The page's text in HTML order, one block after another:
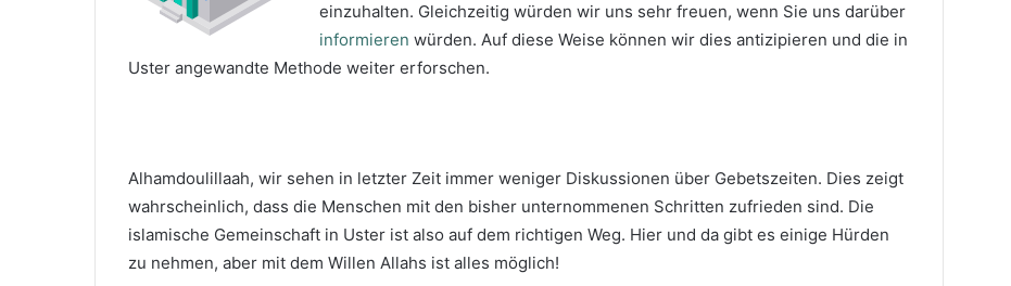
einzuhalten. Gleichzeitig würden wir uns sehr freuen, wenn Sie uns darüber
informieren würden. Auf diese Weise können wir dies antizipieren und die in
Uster angewandte Methode weiter erforschen.
Alhamdoulillaah, wir sehen in letzter Zeit immer weniger Diskussionen über Gebetszeiten. Dies zeigt
wahrscheinlich, dass die Menschen mit den bisher unternommenen Schritten zufrieden sind. Die
islamische Gemeinschaft in Uster ist also auf dem richtigen Weg. Hier und da gibt es einige Hürden
zu nehmen, aber mit dem Willen Allahs ist alles möglich!